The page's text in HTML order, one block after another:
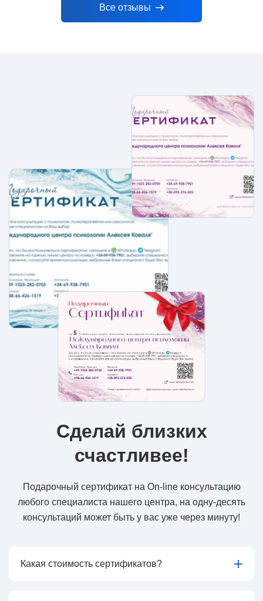
Все отзывы
Сделай близких
счастливее!
Подарочный сертификат на On-line консультацию
любого специалиста нашего центра, на одну-десять
консультаций может быть у вас уже через минуту!
Какая стоимость сертификатов?